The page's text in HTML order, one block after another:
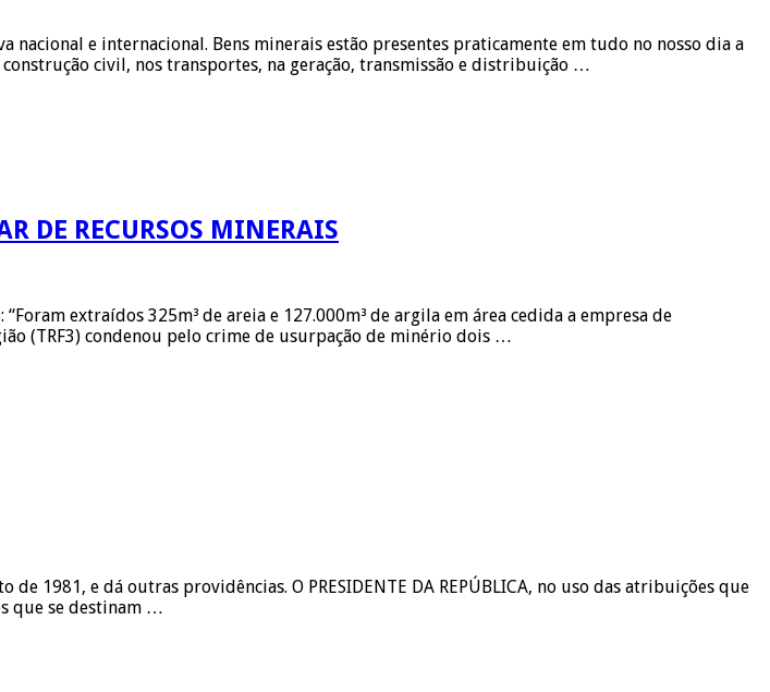
nacional e internacional. Bens minerais estão presentes praticamente em tudo no nosso dia a
civil, nos transportes, na geração, transmissão e distribuição …
DE RECURSOS MINERAIS
extraídos 325m³ de areia e 127.000m³ de argila em área cedida a empresa de
(TRF3) condenou pelo crime de usurpação de minério dois …
1981, e dá outras providências. O PRESIDENTE DA REPÚBLICA, no uso das atribuições que
que se destinam …